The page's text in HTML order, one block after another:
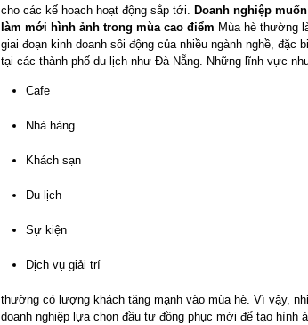
cho các kế hoạch hoạt động sắp tới. Doanh nghiệp muốn
làm mới hình ảnh trong mùa cao điểm Mùa hè thường
giai đoạn kinh doanh sôi động của nhiều ngành nghề, đặc
tại các thành phố du lịch như Đà Nẵng. Những lĩnh vực
Cafe
Nhà hàng
Khách sạn
Du lịch
Sự kiện
Dịch vụ giải trí
thường có lượng khách tăng mạnh vào mùa hè. Vì vậy,
doanh nghiệp lựa chọn đầu tư đồng phục mới để tạo hình